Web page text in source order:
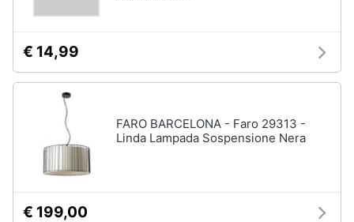
€ 14,99
FARO BARCELONA - Faro 29313 -
Linda Lampada Sospensione Nera
€ 199,00